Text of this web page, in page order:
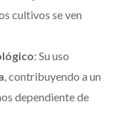
cultivos se ven
: Su uso
, contribuyendo a un
dependiente de